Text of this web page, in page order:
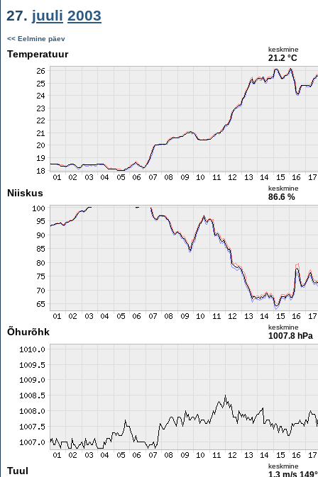
27. juuli 2003
<< Eelmine päev
Temperatuur keskmine
21.2 °C
Niiskus keskmine
86.6 %
Õhurõhk keskmine
1007.8 hPa
Tuul keskmine
1.3 m/s 149°